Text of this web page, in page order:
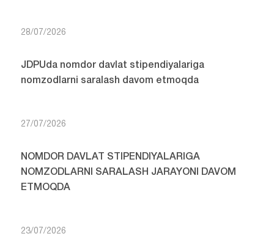
28/07/2026
JDPUda nomdor davlat stipendiyalariga
nomzodlarni saralash davom etmoqda
27/07/2026
NOMDOR DAVLAT STIPENDIYALARIGA
NOMZODLARNI SARALASH JARAYONI DAVOM
ETMOQDA
23/07/2026